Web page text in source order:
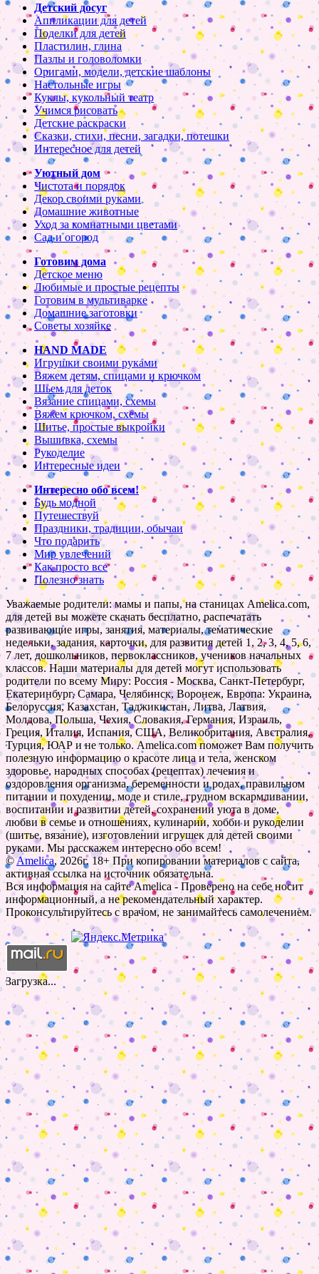
Детский досуг
Аппликации для детей
Поделки для детей
Пластилин, глина
Пазлы и головоломки
Оригами, модели, детские шаблоны
Настольные игры
Куклы, кукольный театр
Учимся рисовать
Детские раскраски
Сказки, стихи, песни, загадки, потешки
Интересное для детей
Уютный дом
Чистота и порядок
Декор своими руками
Домашние животные
Уход за комнатными цветами
Сад и огород
Готовим дома
Детское меню
Любимые и простые рецепты
Готовим в мультиварке
Домашние заготовки
Советы хозяйке
HAND MADE
Игрушки своими руками
Вяжем детям, спицами и крючком
Шьем для деток
Вязание спицами, схемы
Вяжем крючком, схемы
Шитье, простые выкройки
Вышивка, схемы
Рукоделие
Интересные идеи
Интересно обо всем!
Будь модной
Путешествуй
Праздники, традиции, обычаи
Что подарить
Мир увлечений
Как просто все
Полезно знать
Уважаемые родители: мамы и папы, на станицах Amelica.com,
для детей вы можете скачать бесплатно, распечатать
развивающие игры, занятия, материалы, тематические
недельки, задания, карточки, для развития детей 1, 2, 3, 4, 5, 6,
7 лет, дошкольников, первоклассников, учеников начальных
классов. Наши материалы для детей могут использовать
родители по всему Миру: Россия - Москва, Санкт-Петербург,
Екатеринбург, Самара, Челябинск, Воронеж, Европа: Украина,
Белоруссия, Казахстан, Таджикистан, Литва, Латвия,
Молдова, Польша, Чехия, Словакия, Германия, Израиль,
Греция, Италия, Испания, США, Великобритания, Австралия,
Турция, ЮАР и не только. Amelica.com поможет Вам получить
полезную информацию о красоте лица и тела, женском
здоровье, народных способах (рецептах) лечения и
оздоровления организма, беременности и родах, правильном
питании и похудении, моде и стиле, грудном вскармливании,
воспитании и развитии детей, сохранении уюта в доме,
любви в семье и отношениях, кулинарии, хобби и рукоделии
(шитье, вязание), изготовлении игрушек для детей своими
руками. Мы расскажем интересно обо всем!
©Amelica, 2026г. 18+ При копировании материалов с сайта,
активная ссылка на источник обязательна.
Вся информация на сайте Amelica - Проверено на себе носит
информационный, а не рекомендательный характер.
Проконсультируйтесь с врачом, не занимайтесь самолечением.
Загрузка...